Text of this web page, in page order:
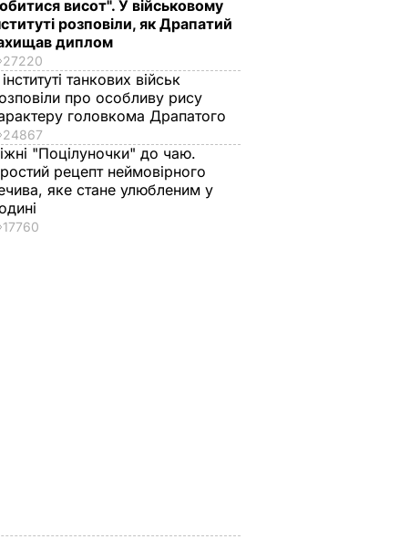
флот РФ привели у
стан підвищеної
15 червня, 04.22ПОДІЇ
–
за
висот". У військовому
розповіли, як Драпатий
диплом
27220
танкових військ
про особливу рису
головкома Драпатого
24867
"Поцілуночки" до чаю.
рецепт неймовірного
яке стане улюбленим у
17760